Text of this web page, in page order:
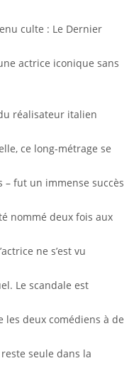
culte : Le Dernier
actrice iconique sans
réalisateur italien
ce long-métrage se
– fut un immense succès
nommé deux fois aux
ne s’est vu
Le scandale est
deux comédiens à de
seule dans la